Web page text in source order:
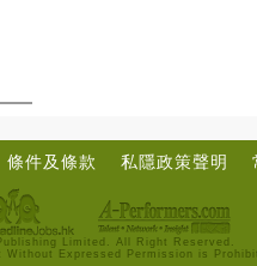
條件及條款 私隱政策聲明
Limited. All Right Reserved.
Without Expressed Permission is